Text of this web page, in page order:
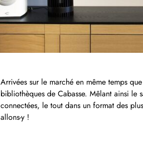
Arrivées sur le marché en même temps que
bibliothèques de Cabasse. Mêlant ainsi
connectées, le tout dans un format des
allons-y !